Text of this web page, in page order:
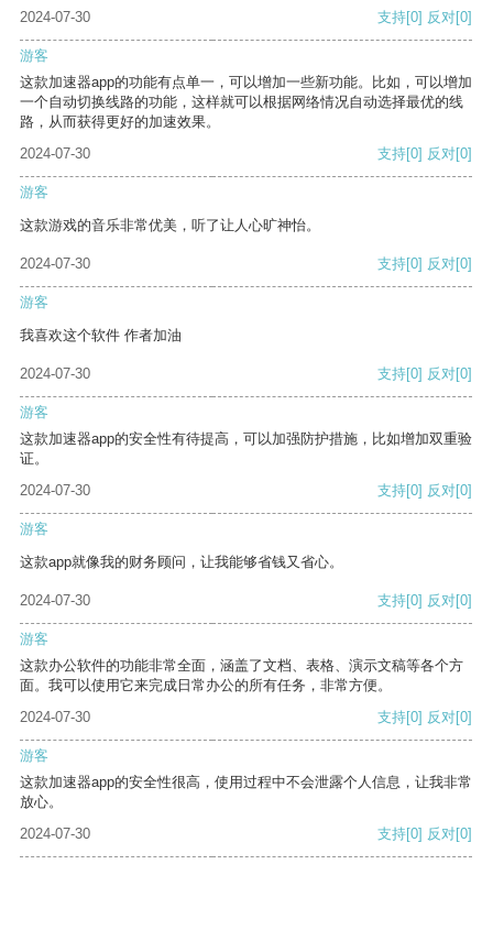
2024-07-30 支持[0] 反对[0]
游客
这款加速器app的功能有点单一，可以增加一些新功能。比如，可以增加
一个自动切换线路的功能，这样就可以根据网络情况自动选择最优的线
路，从而获得更好的加速效果。
2024-07-30
支持[0] 反对[0]
游客
这款游戏的音乐非常优美，听了让人心旷神怡。
2024-07-30 支持[0] 反对[0]
游客
我喜欢这个软件 作者加油
2024-07-30 支持[0] 反对[0]
游客
这款加速器app的安全性有待提高，可以加强防护措施，比如增加双重验
证。
2024-07-30
支持[0] 反对[0]
游客
这款app就像我的财务顾问，让我能够省钱又省心。
2024-07-30 支持[0] 反对[0]
游客
这款办公软件的功能非常全面，涵盖了文档、表格、演示文稿等各个方
面。我可以使用它来完成日常办公的所有任务，非常方便。
2024-07-30
支持[0] 反对[0]
游客
这款加速器app的安全性很高，使用过程中不会泄露个人信息，让我非常
放心。
2024-07-30
支持[0] 反对[0]